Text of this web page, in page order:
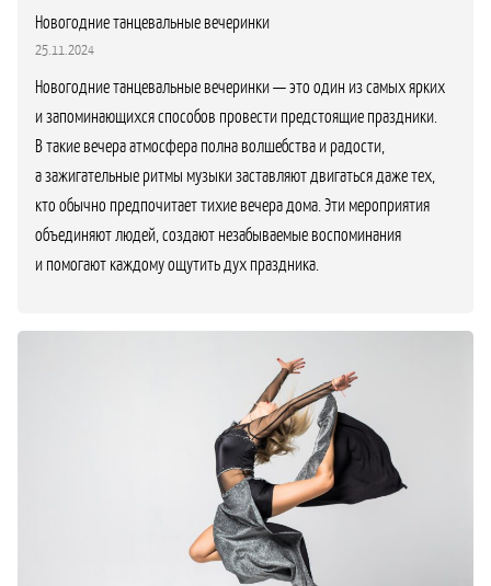
Новогодние танцевальные вечеринки
25.11.2024
Новогодние танцевальные вечеринки — это один из самых ярких
и запоминающихся способов провести предстоящие праздники.
В такие вечера атмосфера полна волшебства и радости,
а зажигательные ритмы музыки заставляют двигаться даже тех,
кто обычно предпочитает тихие вечера дома. Эти мероприятия
объединяют людей, создают незабываемые воспоминания
и помогают каждому ощутить дух праздника.